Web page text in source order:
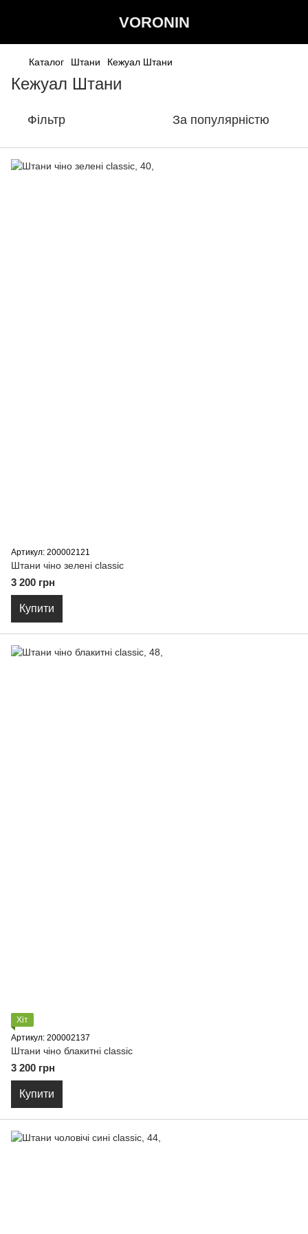
VORONIN
Каталог Штани Кежуал Штани
Кежуал Штани
Фільтр За популярністю
Артикул: 200002121
Штани чіно зелені classic
3 200 грн
Купити
Хіт
Артикул: 200002137
Штани чіно блакитні classic
3 200 грн
Купити